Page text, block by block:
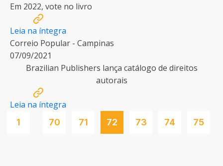
Em 2022, vote no livro
Leia na íntegra
Correio Popular - Campinas
07/09/2021
Brazilian Publishers lança catálogo de direitos
autorais
Leia na íntegra
1 70 71 72 73 74 75